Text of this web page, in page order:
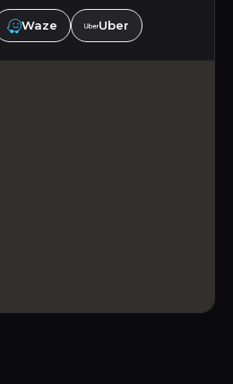
Waze Uber